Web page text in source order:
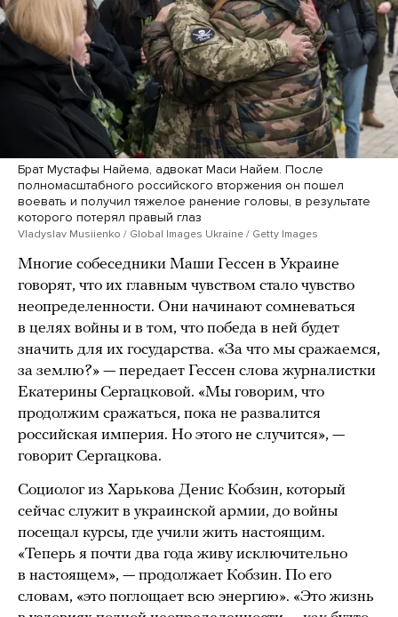
Брат Мустафы Найема, адвокат Маси Найем. После
полномасштабного российского вторжения он пошел
воевать и получил тяжелое ранение головы, в результате
которого потерял правый глаз
Vladyslav Musiienko / Global Images Ukraine / Getty Images
Многие собеседники Маши Гессен в Украине
говорят, что их главным чувством стало чувство
неопределенности. Они начинают сомневаться
в целях войны и в том, что победа в ней будет
значить для их государства. «За что мы сражаемся,
за землю?» — передает Гессен слова журналистки
Екатерины Сергацковой. «Мы говорим, что
продолжим сражаться, пока не развалится
российская империя. Но этого не случится», —
говорит Сергацкова.
Социолог из Харькова Денис Кобзин, который
сейчас служит в украинской армии, до войны
посещал курсы, где учили жить настоящим.
«Теперь я почти два года живу исключительно
в настоящем», — продолжает Кобзин. По его
словам, «это поглощает всю энергию». «Это жизнь